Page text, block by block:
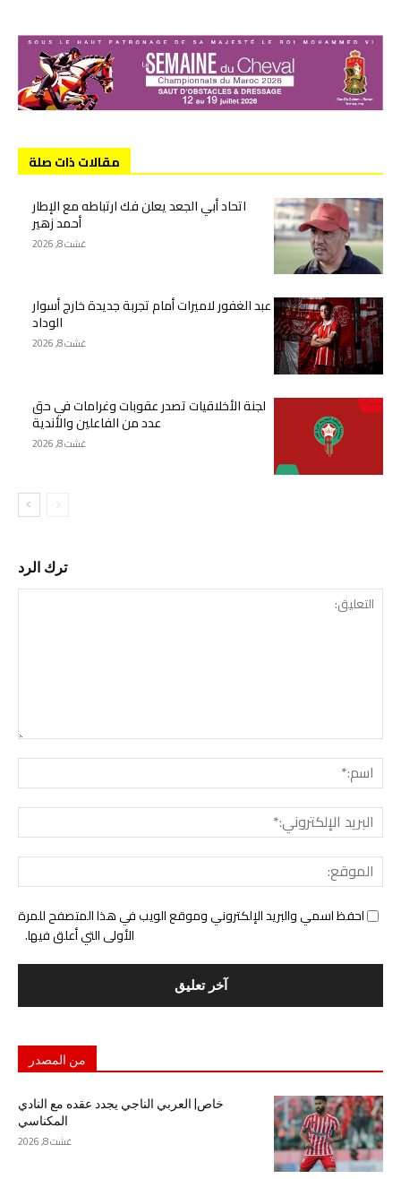
مقالات ذات صلة
اتحاد أبي الجعد يعلن فك ارتباطه مع الإطار
أحمد زهير
غشت 8, 2026
عبد الغفور لاميرات أمام تجربة جديدة خارج أسوار
الوداد
غشت 8, 2026
لجنة الأخلاقيات تصدر عقوبات وغرامات في حق
عدد من الفاعلين والأندية
غشت 8, 2026
ترك الرد
احفظ اسمي والبريد الإلكتروني وموقع الويب في هذا المتصفح للمرة
الأولى التي أعلق فيها.
من المصدر
خاص| العربي الناجي يجدد عقده مع النادي
المكناسي
غشت 8, 2026